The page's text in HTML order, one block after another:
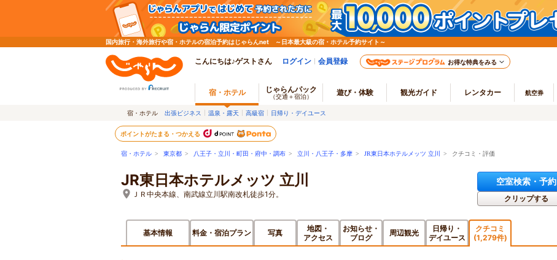
国内旅行・海外旅行や宿・ホテルの宿泊予約はじゃらんnet ～日本最大級の宿・ホテル予約サイト～
こんにちは♪ゲストさん ログイン 会員登録 お得な特典をみる
宿・ホテル じゃらんパック
（交通＋宿泊） 遊び・体験 観光ガイド レンタカー 航空券
宿・ホテル 出張ビジネス 温泉・露天 高級宿 日帰り・デイユース
ポイントがたまる・つかえる
宿・ホテル > 東京都 > 八王子・立川・町田・府中・調布 > 立川・八王子・多摩 > JR東日本ホテルメッツ 立川 > クチコミ・評価
JR東日本ホテルメッツ 立川
ＪＲ中央本線、南武線立川駅南改札徒歩1分。
空室検索・予約
クリップする
基本情報 料金・宿泊プラン 写真
地図・
アクセス
お知らせ・
ブログ
周辺観光
日帰り・
デイユース
クチコミ
(1,279件)